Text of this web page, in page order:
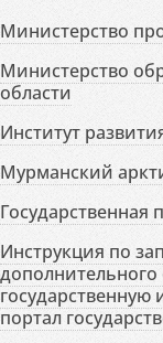
Министерство
Министерство
области
Институт
Мурманский
Государственная
Инструкция по
портал